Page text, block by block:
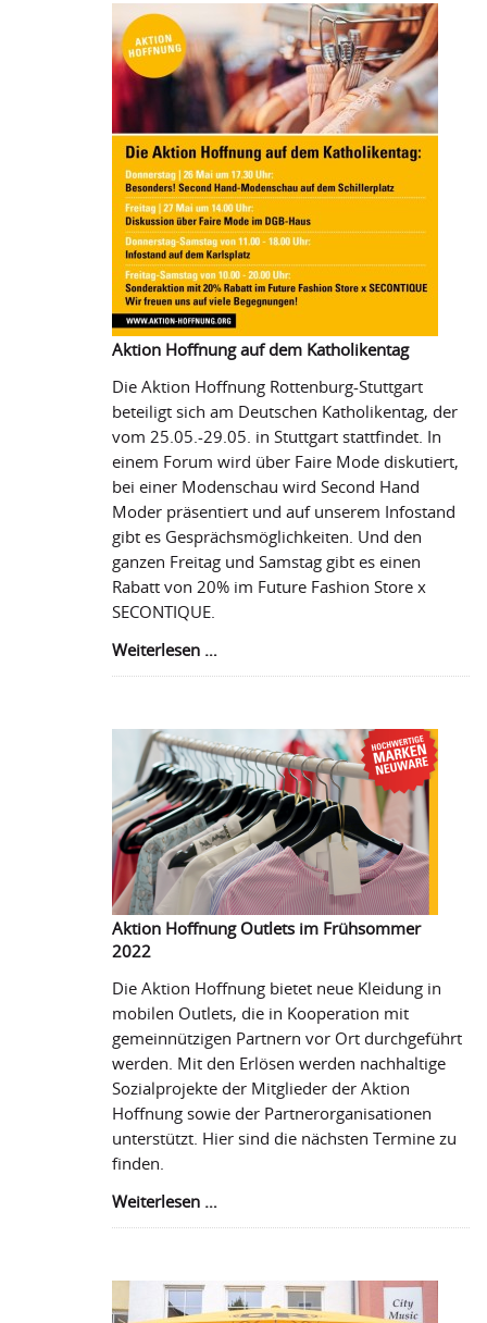
Aktion
Hoffnung
zu
vergeben
Aktion Hoffnung auf dem Katholikentag
Die Aktion Hoffnung Rottenburg-Stuttgart
beteiligt sich am Deutschen Katholikentag, der
vom 25.05.-29.05. in Stuttgart stattfindet. In
einem Forum wird über Faire Mode diskutiert,
bei einer Modenschau wird Second Hand
Moder präsentiert und auf unserem Infostand
gibt es Gesprächsmöglichkeiten. Und den
ganzen Freitag und Samstag gibt es einen
Rabatt von 20% im Future Fashion Store x
SECONTIQUE.
Weiterlesen …
Katholikentag
Aktion Hoffnung Outlets im Frühsommer
2022
Die Aktion Hoffnung bietet neue Kleidung in
mobilen Outlets, die in Kooperation mit
gemeinnützigen Partnern vor Ort durchgeführt
werden. Mit den Erlösen werden nachhaltige
Sozialprojekte der Mitglieder der Aktion
Hoffnung sowie der Partnerorganisationen
unterstützt. Hier sind die nächsten Termine zu
finden.
Weiterlesen …
Frühsommer
2022